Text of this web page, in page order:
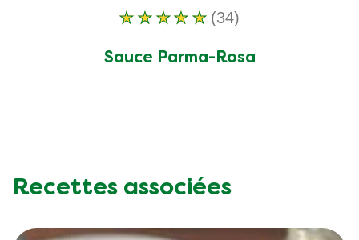
Sauce Parma-Rosa
La
moyenne
est
4.9
(34)
Recettes associées